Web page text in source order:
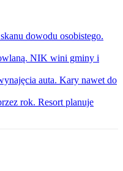
dowodu osobistego.
NIK wini gminy i
auta. Kary nawet do
rok. Resort planuje